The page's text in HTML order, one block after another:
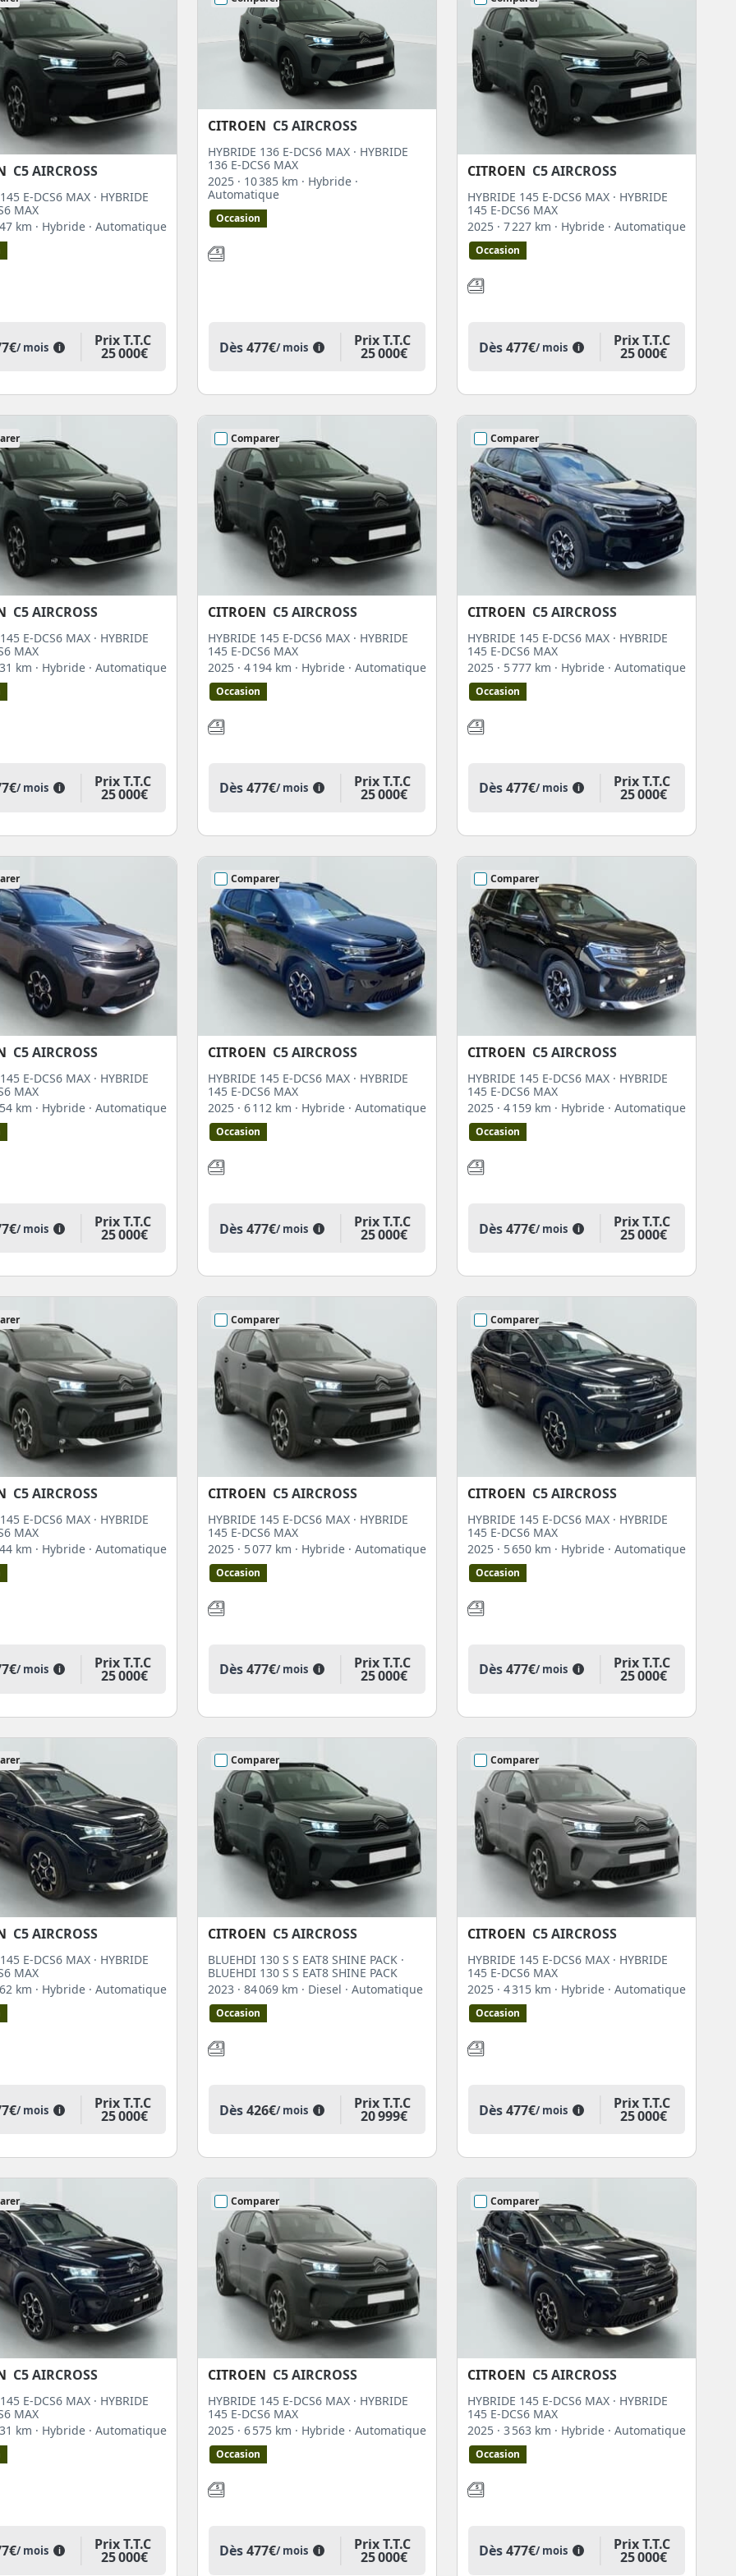
C5 AIRCROSS
E-DCS6 MAX · HYBRIDE
MAX
km · Hybride · Automatique
/ mois i Prix T.T.C
25 000€
CITROEN C5 AIRCROSS
HYBRIDE 136 E-DCS6 MAX · HYBRIDE
136 E-DCS6 MAX
2025 · 10 385 km · Hybride ·
Automatique
Occasion
Dès477€/ mois i Prix T.T.C
25 000€
CITROEN C5 AIRCROSS
HYBRIDE 145 E-DCS6 MAX · HYBRIDE
145 E-DCS6 MAX
2025 · 7 227 km · Hybride · Automatique
Occasion
Dès477€/ mois i Prix T.T.C
25 000€
C5 AIRCROSS
E-DCS6 MAX · HYBRIDE
MAX
km · Hybride · Automatique
/ mois i Prix T.T.C
25 000€
Comparer
CITROEN C5 AIRCROSS
HYBRIDE 145 E-DCS6 MAX · HYBRIDE
145 E-DCS6 MAX
2025 · 4 194 km · Hybride · Automatique
Occasion
Dès477€/ mois i Prix T.T.C
25 000€
Comparer
CITROEN C5 AIRCROSS
HYBRIDE 145 E-DCS6 MAX · HYBRIDE
145 E-DCS6 MAX
2025 · 5 777 km · Hybride · Automatique
Occasion
Dès477€/ mois i Prix T.T.C
25 000€
C5 AIRCROSS
E-DCS6 MAX · HYBRIDE
MAX
km · Hybride · Automatique
/ mois i Prix T.T.C
25 000€
Comparer
CITROEN C5 AIRCROSS
HYBRIDE 145 E-DCS6 MAX · HYBRIDE
145 E-DCS6 MAX
2025 · 6 112 km · Hybride · Automatique
Occasion
Dès477€/ mois i Prix T.T.C
25 000€
Comparer
CITROEN C5 AIRCROSS
HYBRIDE 145 E-DCS6 MAX · HYBRIDE
145 E-DCS6 MAX
2025 · 4 159 km · Hybride · Automatique
Occasion
Dès477€/ mois i Prix T.T.C
25 000€
C5 AIRCROSS
E-DCS6 MAX · HYBRIDE
MAX
km · Hybride · Automatique
/ mois i Prix T.T.C
25 000€
Comparer
CITROEN C5 AIRCROSS
HYBRIDE 145 E-DCS6 MAX · HYBRIDE
145 E-DCS6 MAX
2025 · 5 077 km · Hybride · Automatique
Occasion
Dès477€/ mois i Prix T.T.C
25 000€
Comparer
CITROEN C5 AIRCROSS
HYBRIDE 145 E-DCS6 MAX · HYBRIDE
145 E-DCS6 MAX
2025 · 5 650 km · Hybride · Automatique
Occasion
Dès477€/ mois i Prix T.T.C
25 000€
C5 AIRCROSS
E-DCS6 MAX · HYBRIDE
MAX
km · Hybride · Automatique
/ mois i Prix T.T.C
25 000€
Comparer
CITROEN C5 AIRCROSS
BLUEHDI 130 S S EAT8 SHINE PACK ·
BLUEHDI 130 S S EAT8 SHINE PACK
2023 · 84 069 km · Diesel · Automatique
Occasion
Dès426€/ mois i Prix T.T.C
20 999€
Comparer
CITROEN C5 AIRCROSS
HYBRIDE 145 E-DCS6 MAX · HYBRIDE
145 E-DCS6 MAX
2025 · 4 315 km · Hybride · Automatique
Occasion
Dès477€/ mois i Prix T.T.C
25 000€
C5 AIRCROSS
E-DCS6 MAX · HYBRIDE
MAX
km · Hybride · Automatique
/ mois i Prix T.T.C
25 000€
Comparer
CITROEN C5 AIRCROSS
HYBRIDE 145 E-DCS6 MAX · HYBRIDE
145 E-DCS6 MAX
2025 · 6 575 km · Hybride · Automatique
Occasion
Dès477€/ mois i Prix T.T.C
25 000€
Comparer
CITROEN C5 AIRCROSS
HYBRIDE 145 E-DCS6 MAX · HYBRIDE
145 E-DCS6 MAX
2025 · 3 563 km · Hybride · Automatique
Occasion
Dès477€/ mois i Prix T.T.C
25 000€